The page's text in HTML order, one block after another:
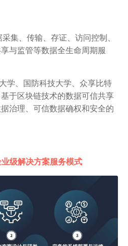
、传输、存证、访问控制、
与监管等数据全生命周期服
、国防科技大学、众享比特
于区块链技术的数据可信共享
治理、可信数据确权和安全的
级解决方案服务模式